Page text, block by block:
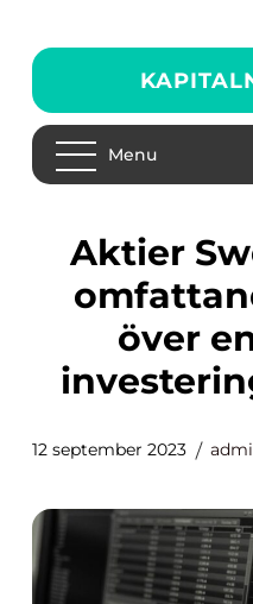
Menu
Aktier Swedbank: En
över
12 september 2023